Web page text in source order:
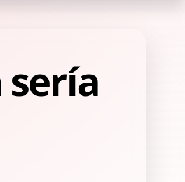
sería